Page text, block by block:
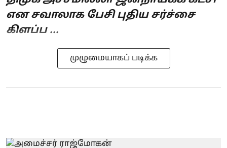
என சவாலாக பேசி புதிய சர்ச்சை
கிளப்ப ...
முழுமையாகப் படிக்க